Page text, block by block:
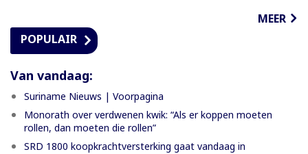
MEER
POPULAIR
Van vandaag:
Suriname Nieuws | Voorpagina
Monorath over verdwenen kwik: “Als er koppen moeten
rollen, dan moeten die rollen”
SRD 1800 koopkrachtversterking gaat vandaag in